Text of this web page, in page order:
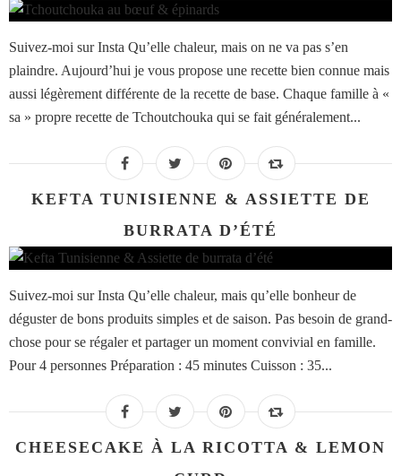
Suivez-moi sur Insta Qu’elle chaleur, mais on ne va pas s’en
plaindre. Aujourd’hui je vous propose une recette bien connue mais
aussi légèrement différente de la recette de base. Chaque famille à «
sa » propre recette de Tchoutchouka qui se fait généralement...
KEFTA TUNISIENNE & ASSIETTE DE
BURRATA D’ÉTÉ
Suivez-moi sur Insta Qu’elle chaleur, mais qu’elle bonheur de
déguster de bons produits simples et de saison. Pas besoin de grand-
chose pour se régaler et partager un moment convivial en famille.
Pour 4 personnes Préparation : 45 minutes Cuisson : 35...
CHEESECAKE À LA RICOTTA & LEMON